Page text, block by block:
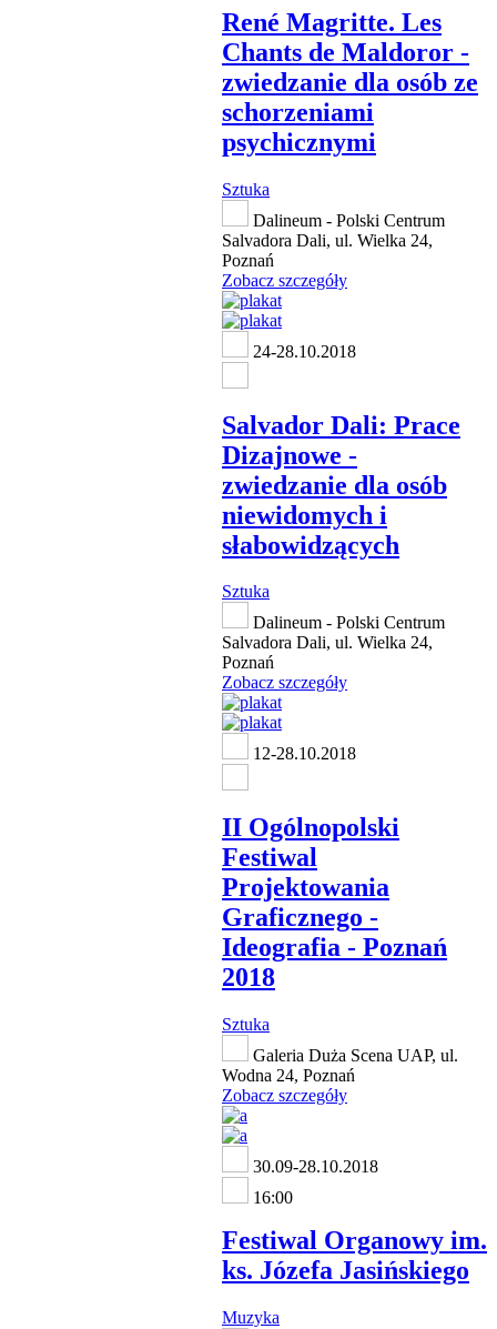
René Magritte. Les
Chants de Maldoror -
zwiedzanie dla osób ze
schorzeniami
psychicznymi
Sztuka
Dalineum - Polski Centrum
Salvadora Dali, ul. Wielka 24,
Poznań
Zobacz szczegóły
24-28.10.2018
Salvador Dali: Prace
Dizajnowe -
zwiedzanie dla osób
niewidomych i
słabowidzących
Sztuka
Dalineum - Polski Centrum
Salvadora Dali, ul. Wielka 24,
Poznań
Zobacz szczegóły
12-28.10.2018
II Ogólnopolski
Festiwal
Projektowania
Graficznego -
Ideografia - Poznań
2018
Sztuka
Galeria Duża Scena UAP, ul.
Wodna 24, Poznań
Zobacz szczegóły
30.09-28.10.2018
16:00
Festiwal Organowy im.
ks. Józefa Jasińskiego
Muzyka